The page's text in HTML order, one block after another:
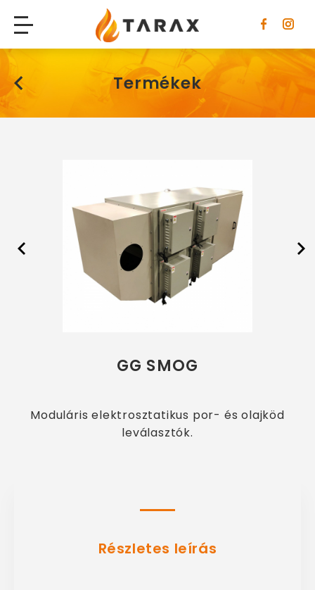
Tarax
Termékek
GG SMOG
Moduláris elektrosztatikus por- és olajköd
leválasztók.
Részletes leírás